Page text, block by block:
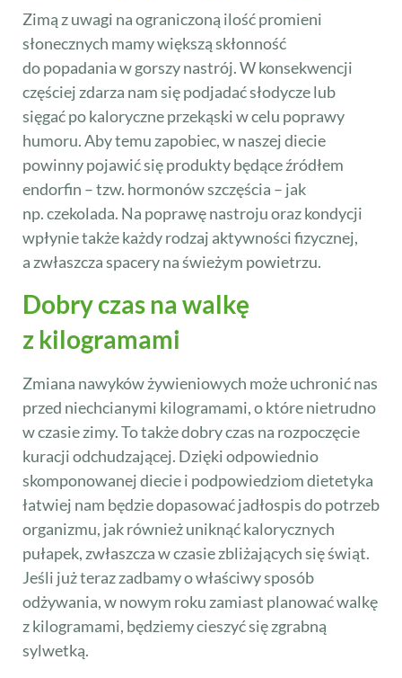
Zimą z uwagi na ograniczoną ilość promieni
słonecznych mamy większą skłonność
do popadania w gorszy nastrój. W konsekwencji
częściej zdarza nam się podjadać słodycze lub
sięgać po kaloryczne przekąski w celu poprawy
humoru. Aby temu zapobiec, w naszej diecie
powinny pojawić się produkty będące źródłem
endorfin – tzw. hormonów szczęścia – jak
np. czekolada. Na poprawę nastroju oraz kondycji
wpłynie także każdy rodzaj aktywności fizycznej,
a zwłaszcza spacery na świeżym powietrzu.
Dobry czas na walkę
z kilogramami
Zmiana nawyków żywieniowych może uchronić nas
przed niechcianymi kilogramami, o które nietrudno
w czasie zimy. To także dobry czas na rozpoczęcie
kuracji odchudzającej. Dzięki odpowiednio
skomponowanej diecie i podpowiedziom dietetyka
łatwiej nam będzie dopasować jadłospis do potrzeb
organizmu, jak również uniknąć kalorycznych
pułapek, zwłaszcza w czasie zbliżających się świąt.
Jeśli już teraz zadbamy o właściwy sposób
odżywania, w nowym roku zamiast planować walkę
z kilogramami, będziemy cieszyć się zgrabną
sylwetką.